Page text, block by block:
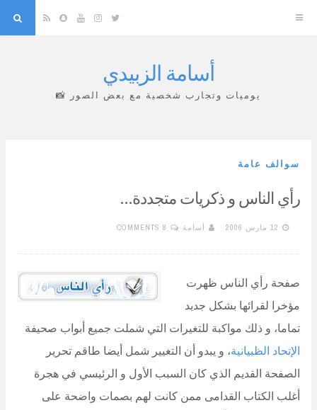
Twitter
Instagram
YouTube
Snapchat
RSS
أسامة الزبيدي
يوميات وتجارب شخصية مع بعض الصور 📸
سوالف عامة
رأي الناس و ذكريات متجددة…
12 مارس 2006 أسامة 8 COMMENTS
صفحة رأي الناس ظهرت
مؤخرا لقرائها بشكل جديد
تماما، و ذلك مواكبة للتغيرات التي شملت جميع أبواب صحيفة
الإتحاد الظبيانية، و يبدو أن التغيير شمل أيضا طاقم تحرير
الصفحة القديم الذي كان السبب الأول و الرئيسي في هجرة
أغلب الكتاب القدامى ممن كانت لهم بصمات واضحة على